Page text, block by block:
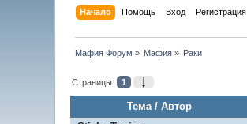
Начало Помощь Вход Регистрация
Мафия Форум » Мафия » Раки
Страницы: 1
Тема/ Автор